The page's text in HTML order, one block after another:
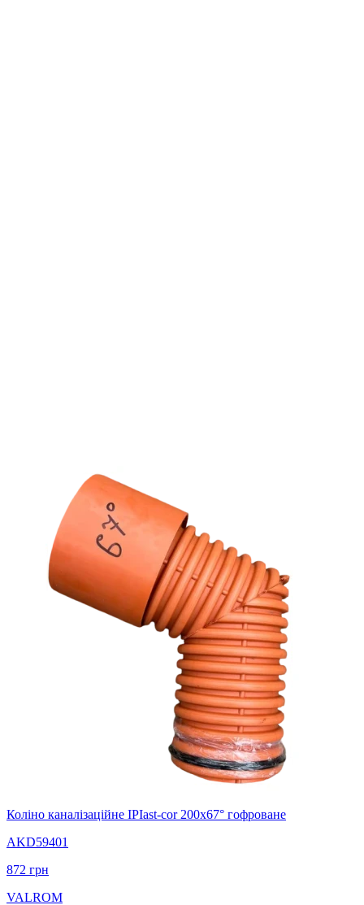
Коліно каналізаційне IPIast-cor 200х67° гофроване
AKD59401
872 грн
VALROM